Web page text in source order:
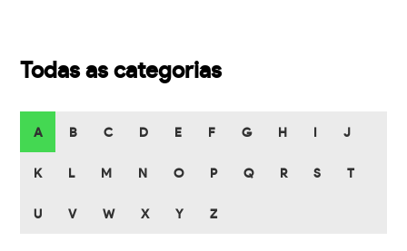
Todas as categorias
A B C D E F G H J
K L M N O P Q R S T
U V W X Y Z